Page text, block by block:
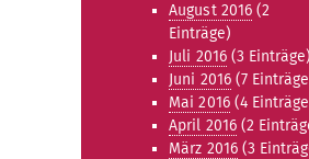
August 2016 (2
Einträge)
Juli 2016(3 Einträge)
Juni 2016(7
Mai 2016(4
April 2016 (2
März 2016(3